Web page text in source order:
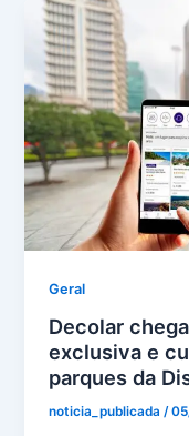
Geral
Decolar
exclusiva e
parques da
noticia_publicada/